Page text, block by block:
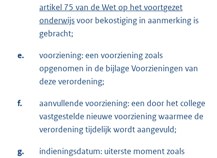
artikel 75 van de Wet op het voortgezet
onderwijsvoor bekostiging in aanmerking is
gebracht;
e.
voorziening: een voorziening zoals
opgenomen in de bijlage Voorzieningen van
deze verordening;
f.
aanvullende voorziening: een door het college
vastgestelde nieuwe voorziening waarmee de
verordening tijdelijk wordt aangevuld;
g.
indieningsdatum: uiterste moment zoals